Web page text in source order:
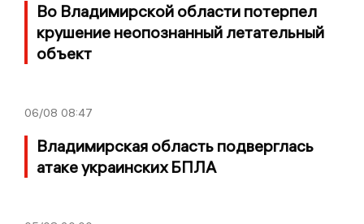
Во Владимирской области потерпел
крушение неопознанный летательный
объект
06/08 08:47
Владимирская область подверглась
атаке украинских БПЛА